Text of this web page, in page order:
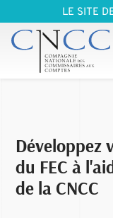
LE SITE
Développez
du FEC à
de la CNCC